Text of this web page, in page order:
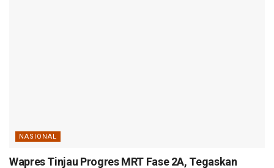
NASIONAL
Wapres Tinjau Progres MRT Fase 2A, Tegaskan